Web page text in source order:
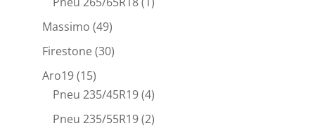
Massimo (49)
Firestone(30)
Aro19(15)
Pneu 235/45R19(4)
Pneu 235/55R19(2)